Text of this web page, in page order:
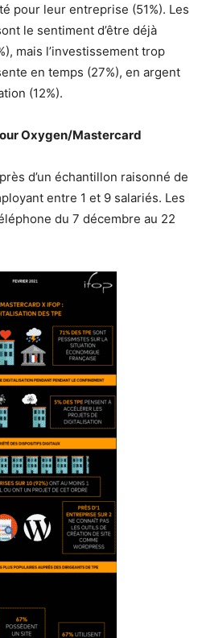
pour leur entreprise (51%). Les
le sentiment d’être déjà
mais l’investissement trop
en temps (27%), en argent
(12%).
Oxygen/Mastercard
d’un échantillon raisonné de
entre 1 et 9 salariés. Les
du 7 décembre au 22